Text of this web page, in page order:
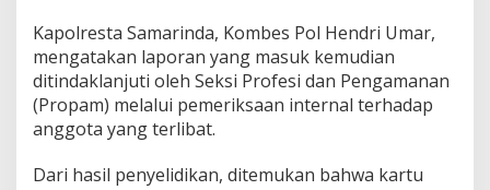
Kapolresta Samarinda, Kombes Pol Hendri Umar,
mengatakan laporan yang masuk kemudian
ditindaklanjuti oleh Seksi Profesi dan Pengamanan
(Propam) melalui pemeriksaan internal terhadap
anggota yang terlibat.
Dari hasil penyelidikan, ditemukan bahwa kartu